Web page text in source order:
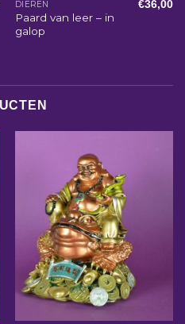
DIEREN
Paard van leer – in
galop
€36,00